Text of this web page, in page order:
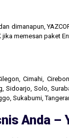
dimanapun,
memesan paket
Cimahi,
Sidoarjo, Solo,
Sukabumi,
Anda –